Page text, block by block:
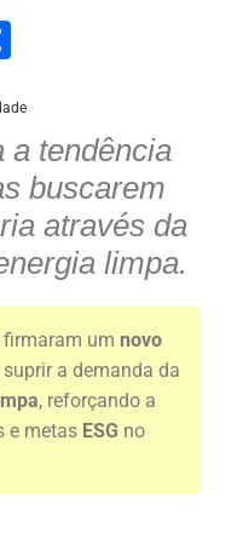
ar
e
a tendência
buscarem
através da
limpa.
firmaram um novo
suprir a demanda da
, reforçando a
e metas ESG no